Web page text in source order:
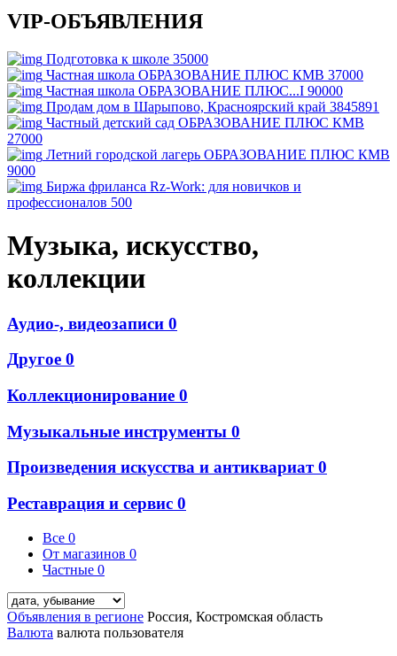
VIP-ОБЪЯВЛЕНИЯ
Подготовка к школе 35000
Частная школа ОБРАЗОВАНИЕ ПЛЮС КМВ 37000
Частная школа ОБРАЗОВАНИЕ ПЛЮС...I 90000
Продам дом в Шарыпово, Красноярский край 3845891
Частный детский сад ОБРАЗОВАНИЕ ПЛЮС КМВ
27000
Летний городской лагерь ОБРАЗОВАНИЕ ПЛЮС КМВ
9000
Биржа фриланса Rz-Work: для новичков и
профессионалов 500
Музыка, искусство,
коллекции
Аудио-, видеозаписи 0
Другое 0
Коллекционирование 0
Музыкальные инструменты 0
Произведения искусства и антиквариат0
Реставрация и сервис 0
Все 0
От магазинов 0
Частные 0
Объявления в регионе Россия, Костромская область
Валюта валюта пользователя